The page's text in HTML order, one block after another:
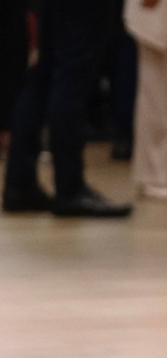
torna al cinema:
La vendetta
Country
perde quota